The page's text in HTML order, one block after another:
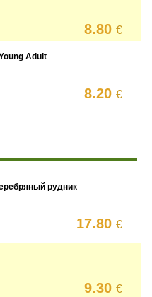
8.80€
Adult
8.20€
рудник
17.80€
9.30€